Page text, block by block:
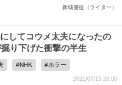
新城優征（ライター）
してコウメ太夫になったの
り下げた衝撃の半生
NHK ホラー
2021/07/15 20:00